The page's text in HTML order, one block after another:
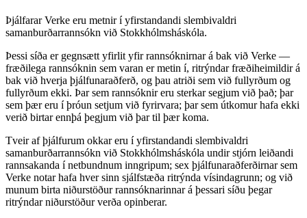
Þjálfarar Verke eru metnir í yfirstandandi slembivaldri
samanburðarrannsókn við Stokkhólmsháskóla.
Þessi síða er gegnsætt yfirlit yfir rannsóknirnar á bak við Verke —
fræðilega rannsóknin sem varan er metin í, ritrýndar fræðiheimildir á
bak við hverja þjálfunaraðferð, og þau atriði sem við fullyrðum og
fullyrðum ekki. Þar sem rannsóknir eru sterkar segjum við það; þar
sem þær eru í þróun setjum við fyrirvara; þar sem útkomur hafa ekki
verið birtar ennþá þegjum við þar til þær koma.
Tveir af þjálfurum okkar eru í yfirstandandi slembivaldri
samanburðarrannsókn við Stokkhólmsháskóla undir stjórn leiðandi
rannsakanda í netbundnum inngripum; sex þjálfunaraðferðirnar sem
Verke notar hafa hver sinn sjálfstæða ritrýnda vísindagrunn; og við
munum birta niðurstöður rannsóknarinnar á þessari síðu þegar
ritrýndar niðurstöður verða opinberar.